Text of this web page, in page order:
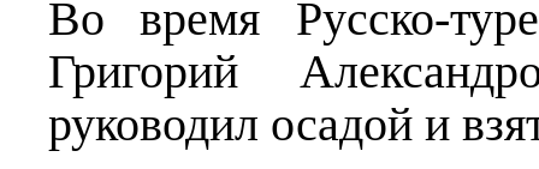
Во время Русско-
Григорий
руководил осадой и